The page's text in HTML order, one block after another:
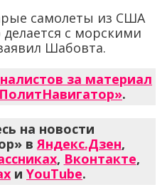
самолеты из США
с морскими
Шабовта.
за материал
.
на новости
вЯндекс.Дзен,
, Вконтакте,
и YouTube.